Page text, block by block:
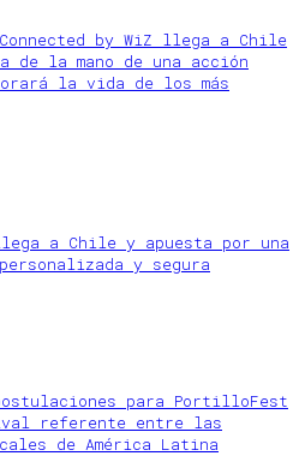
by WiZ llega a Chile
de la mano de una acción
la vida de los más
a Chile y apuesta por una
y segura
para PortilloFest
referente entre las
de América Latina